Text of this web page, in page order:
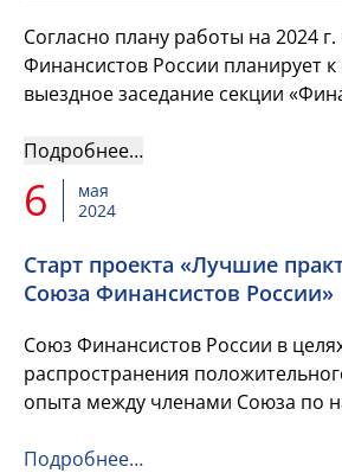
Согласно плану работы на 2024
Финансистов России планирует
выездное заседание секции
Федерации», которое состоится в
Подробнее…
6
мая
2024
Старт проекта «Лучшие
Союза Финансистов России»
Союз Финансистов России в
распространения
опыта между членами Союза по
также в рамках реализации Стр...
Подробнее…